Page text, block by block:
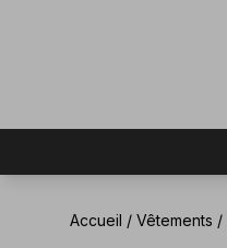
Accueil / Vêtements /